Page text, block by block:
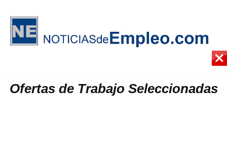
Ofertas de Trabajo Seleccionadas